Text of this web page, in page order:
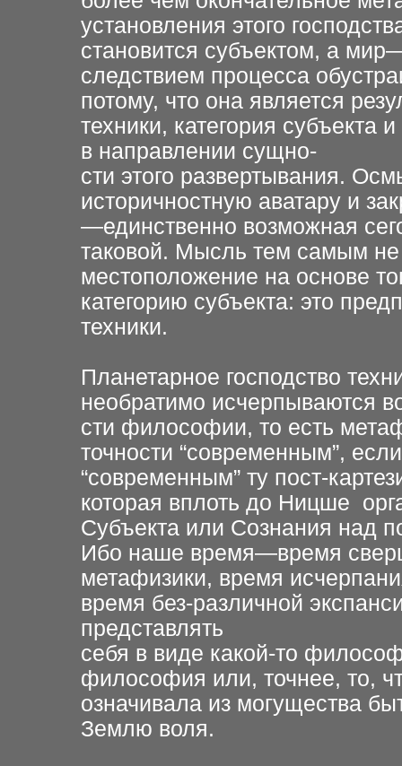
установления этого
становится субъектом, а
следствием процесса
потому, что она является
техники, категория субъекта
в направлении сущно-
сти этого развертывания.
историчностную аватару и
—единственно возможная
таковой. Мысль тем самым не
местоположение на основе
категорию субъекта: это
техники.
Планетарное господство
необратимо исчерпываются
сти философии, то есть
точности “современным”,
“современным” ту пост-
которая вплоть до Ницше
Субъекта или Сознания над
Ибо наше время—время
метафизики, время
время без-различной
представлять
себя в виде какой-то
философия или, точнее, то,
означивала из могущества
Землю воля.